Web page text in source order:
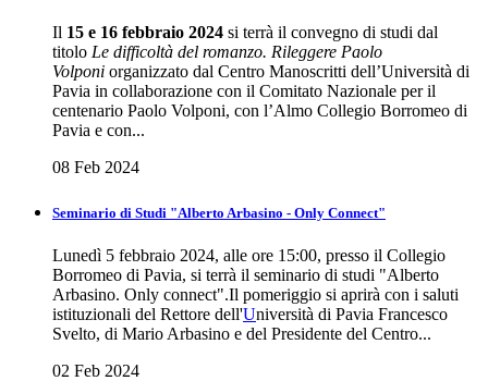
Il 15 e 16 febbraio 2024 si terrà il convegno di studi dal
titolo Le difficoltà del romanzo. Rileggere Paolo
Volponi organizzato dal Centro Manoscritti dell’Università di
Pavia in collaborazione con il Comitato Nazionale per il
centenario Paolo Volponi, con l’Almo Collegio Borromeo di
Pavia e con...
08 Feb 2024
Seminario di Studi "Alberto Arbasino - Only Connect"
Lunedì 5 febbraio 2024, alle ore 15:00, presso il Collegio
Borromeo di Pavia, si terrà il seminario di studi "Alberto
Arbasino. Only connect".Il pomeriggio si aprirà con i saluti
istituzionali del Rettore dell'Università di Pavia Francesco
Svelto, di Mario Arbasino e del Presidente del Centro...
02 Feb 2024